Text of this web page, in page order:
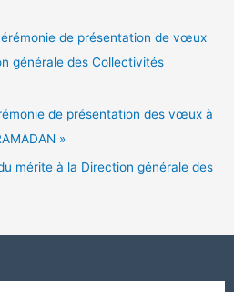
de présentation de vœux
générale des Collectivités
de présentation des vœux à
»
mérite à la Direction générale des